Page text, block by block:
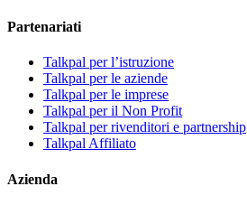
Partenariati
Talkpal per l’istruzione
Talkpal per le aziende
Talkpal per le imprese
Talkpal per il Non Profit
Talkpal per rivenditori e partnership
Talkpal Affiliato
Azienda